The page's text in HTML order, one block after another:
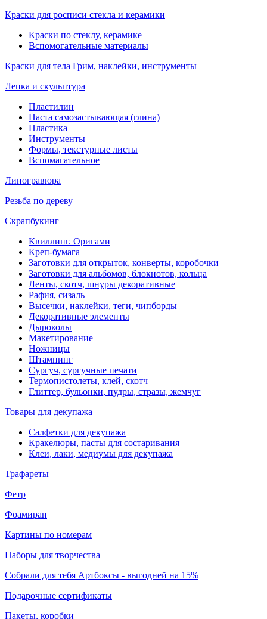
Краски для росписи стекла и керамики
Краски по стеклу, керамике
Вспомогательные материалы
Краски для тела Грим, наклейки, инструменты
Лепка и скульптура
Пластилин
Паста самозастывающая (глина)
Пластика
Инструменты
Формы, текстурные листы
Вспомагательное
Линогравюра
Резьба по дереву
Скрапбукинг
Квиллинг. Оригами
Креп-бумага
Заготовки для открыток, конверты, коробочки
Заготовки для альбомов, блокнотов, кольца
Ленты, скотч, шнуры декоративные
Рафия, сизаль
Высечки, наклейки, теги, чипборды
Декоративные элементы
Дыроколы
Макетирование
Ножницы
Штампинг
Сургуч, сургучные печати
Термопистолеты, клей, скотч
Глиттер, бульонки, пудры, стразы, жемчуг
Товары для декупажа
Салфетки для декупажа
Кракелюры, пасты для состаривания
Клеи, лаки, медиумы для декупажа
Трафареты
Фетр
Фоамиран
Картины по номерам
Наборы для творчества
Собрали для тебя Артбоксы - выгодней на 15%
Подарочные сертификаты
Пакеты, коробки